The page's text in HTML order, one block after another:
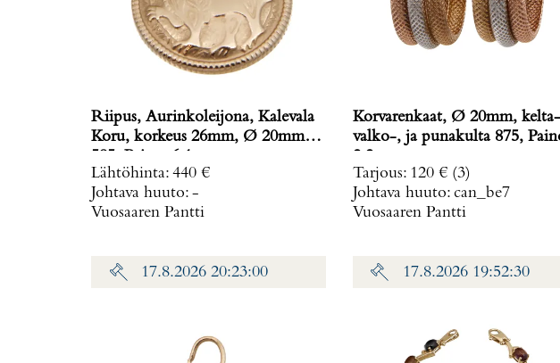
Riipus, Aurinkoleijona, Kalevala
Koru, korkeus 26mm, Ø 20mm,
Lähtöhinta: 440 €
Johtava huuto: -
Vuosaaren Pantti
Korvarenkaat, Ø 20mm,
valko-, ja punakulta 875, Paino:
Tarjous: 120 € (3)
Johtava huuto: can_be7
Vuosaaren Pantti
17.8.2026 20:23:00 17.8.2026 19:52:30